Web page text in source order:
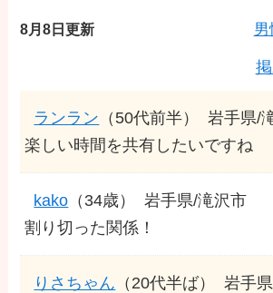
8月8日更新 男
ランラン （50代前半）
岩手県/
楽しい時間を共有したいですね
kako （34歳）
岩手県/滝沢市
割り切った関係！
りさちゃん （20代半ば）
岩手